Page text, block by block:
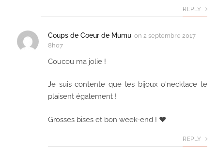
REPLY
Coups de Coeur de Mumu on 2 septembre 2017
8h07
Coucou ma jolie !
Je suis contente que les bijoux o'necklace te
plaisent également !
Grosses bises et bon week-end ! ♥
REPLY